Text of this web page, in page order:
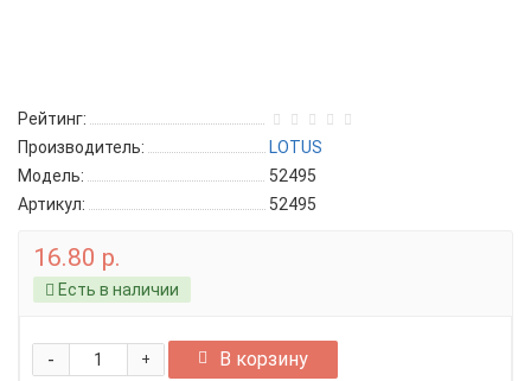
Рейтинг:
Производитель:
LOTUS
Модель:
52495
Артикул:
52495
16.80 р.
Есть в наличии
+
- В корзину